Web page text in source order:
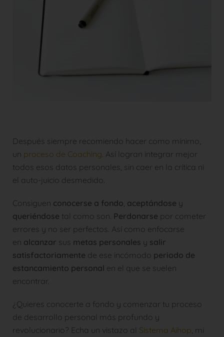
Después siempre recomiendo hacer como mínimo,
un proceso de Coaching. Así logran integrar mejor
todos esos datos personales, sin caer en la crítica ni
el auto-juicio desmedido.
Consiguen conocerse a fondo, aceptándose y
queriéndose tal como son. Perdonarse por cometer
errores y no ser perfectos. Así como enfocarse
en alcanzar sus metas personales y salir
satisfactoriamente de ese incómodo periodo de
estancamiento personal en el que se suelen
encontrar.
¿Quieres conocerte a fondo y comenzar tu proceso
de desarrollo personal más profundo y
revolucionario? Echa un vistazo al Sistema Aihop, mi